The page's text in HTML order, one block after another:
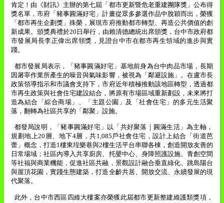
肯定！由《財訊》主辦的第七屆「都市更新暨危老重建團隊獎」公布得
獎名單，市府「豬事圓滿好宅」計畫從眾多參選作品中脫穎而出，榮獲
「都市再生企劃獎」殊榮，展現市府推動都市轉型、再造公共價值的創
新成果。頒獎典禮於20 日舉行，由賴清德總統出席頒獎，台中市政府都
市發展局長李正偉出席領獎，見證台中市在都市再生領域的進步與實
踐。
都市發展局表示，「豬事圓滿好宅」基地前身為台中肉品市場，長期
因屠宰作業所產生的噪音與氣味影響，被視為「鄰避設施」。在盧市長
政策領導指示和市議會支持下，市府近年積極推動該地區轉型，透過都
市再生政策與社會住宅建設結合，將原有市場區域重新劃設，未來將打
造為結合「綜合商場」、「主題公園」及「社會住宅」的多元生活聚
落，翻轉為社區共享的「鄰聚」設施。
都發局說明，「豬事圓滿好宅」以「共好聚落｜圓滿生活」為主軸，
規劃地上20 層、地下4層，共1,085戶社會住宅，設計上結合「街道芭
蕾」概念，打造1樓東埕樂巷與2樓生活平台串聯各棟，創造開放友善的
日常場域；社區內導入共享廚房、托嬰中心、身障照護設施、青創空間
等社福與商業機能，促進社區共融，景觀設計融合垂直綠化、跳島陽台
與屋頂花園，實踐生態建築，打造全齡共居、開放交流、永續發展的現
代聚落。
此外，台中市西區四維大樓案亦榮獲此屆都市更新整建維護類獎項，